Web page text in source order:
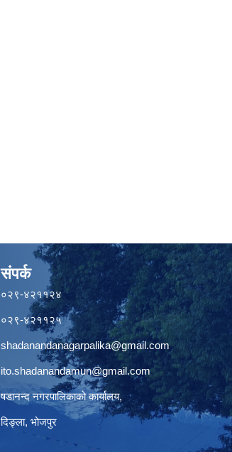
संपर्क
०२९-४२११२४
०२९-४२११२५
shadanandanagarpalika@gmail.com
ito.shadanandamun@gmail.com
षडानन्द नगरपालिकाको कार्यालय,
दिङ्ला, भोजपुर